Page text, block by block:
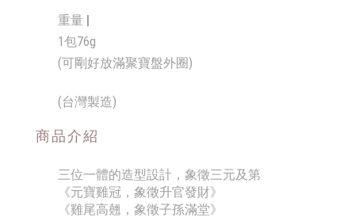
重量
1包76g
(可剛好放滿聚寶盤外圈)
(台灣製造)
商品介紹
三位一體的造型設計，象徵三元及第
《元寶雞冠，象徵升官發財》
《雞尾高翹，象徵子孫滿堂》